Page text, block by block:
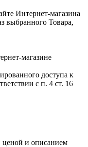
Интернет-магазина
выбранного Товара,
магазине
доступа к
с п. 4 ст. 16
ценой и описанием